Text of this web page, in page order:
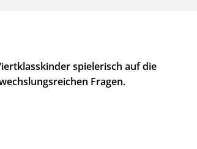
spielerisch auf die
Fragen.